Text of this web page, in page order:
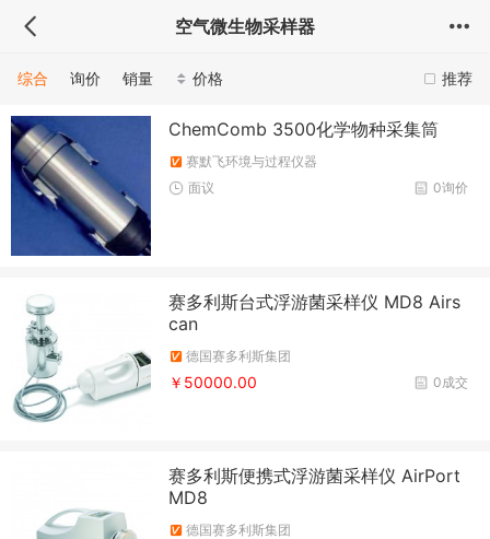
空气微生物采样器
推荐
综合 询价 销量 价格
ChemComb 3500化学物种采集筒
赛默飞环境与过程仪器
0询价
面议
赛多利斯台式浮游菌采样仪 MD8 Airs
can
德国赛多利斯集团
0成交
￥50000.00
赛多利斯便携式浮游菌采样仪 AirPort
MD8
德国赛多利斯集团